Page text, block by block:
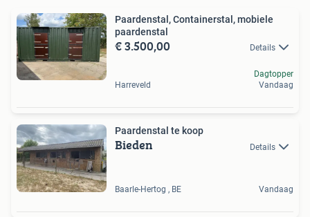
Paardenstal, Containerstal, mobiele
paardenstal
€ 3.500,00 Details
Harreveld
Dagtopper
Vandaag
Paardenstal te koop
Bieden Details
Baarle-Hertog , BE Vandaag